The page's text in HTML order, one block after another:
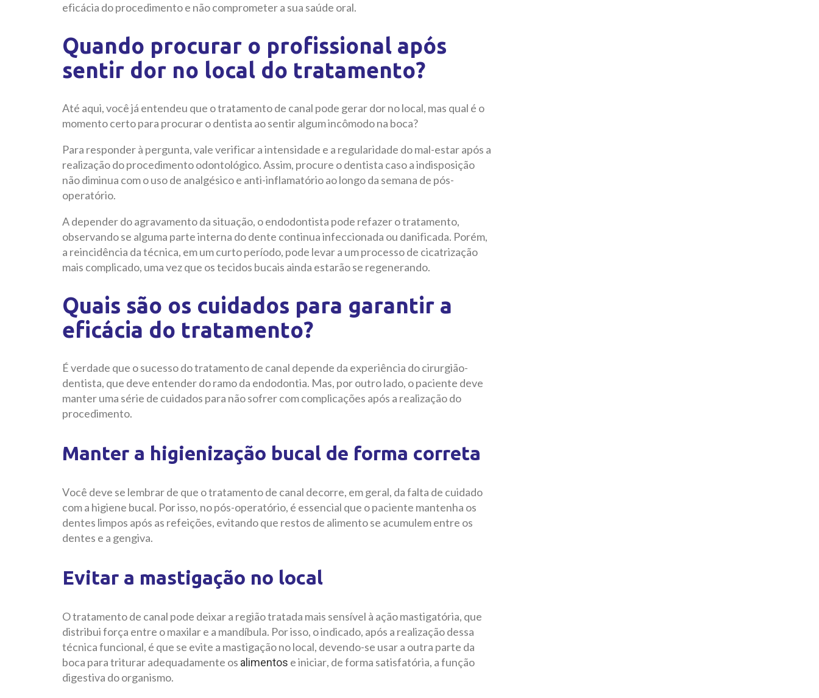
eficácia do procedimento e não comprometer a sua saúde oral.
Quando procurar o profissional após
sentir dor no local do tratamento?
Até aqui, você já entendeu que o tratamento de canal pode gerar dor no local, mas qual é o
momento certo para procurar o dentista ao sentir algum incômodo na boca?
Para responder à pergunta, vale verificar a intensidade e a regularidade do mal-estar após a
realização do procedimento odontológico. Assim, procure o dentista caso a indisposição
não diminua com o uso de analgésico e anti-inflamatório ao longo da semana de pós-
operatório.
A depender do agravamento da situação, o endodontista pode refazer o tratamento,
observando se alguma parte interna do dente continua infeccionada ou danificada. Porém,
a reincidência da técnica, em um curto período, pode levar a um processo de cicatrização
mais complicado, uma vez que os tecidos bucais ainda estarão se regenerando.
Quais são os cuidados para garantir a
eficácia do tratamento?
É verdade que o sucesso do tratamento de canal depende da experiência do cirurgião-
dentista, que deve entender do ramo da endodontia. Mas, por outro lado, o paciente deve
manter uma série de cuidados para não sofrer com complicações após a realização do
procedimento.
Manter a higienização bucal de forma correta
Você deve se lembrar de que o tratamento de canal decorre, em geral, da falta de cuidado
com a higiene bucal. Por isso, no pós-operatório, é essencial que o paciente mantenha os
dentes limpos após as refeições, evitando que restos de alimento se acumulem entre os
dentes e a gengiva.
Evitar a mastigação no local
O tratamento de canal pode deixar a região tratada mais sensível à ação mastigatória, que
distribui força entre o maxilar e a mandíbula. Por isso, o indicado, após a realização dessa
técnica funcional, é que se evite a mastigação no local, devendo-se usar a outra parte da
boca para triturar adequadamente os alimentos e iniciar, de forma satisfatória, a função
digestiva do organismo.